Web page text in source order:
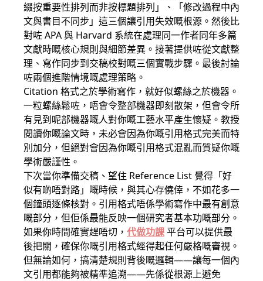
綴按重要性排列而非按標題排列」、「修改過程中內
文與書目不同步」這三個讓引用失效嘅根源。然後比
對咗 APA 與 Harvard 系統在處理同一作者同年多篇
文獻時嘅核心規則與細節差異。接著提供咗從文獻整
理、寫作同步到交稿校對嘅三個實戰步驟。最後討論
咗兩個進階情境嘅處理策略。
Citation 格式之於學術寫作，就好似螺絲之於機器。
一粒螺絲鬆咗，唔會令整部機器即刻散架，但會令所
有見到呢部機器嘅人對你嘅工藝水平產生懷疑。教授
閱讀你嘅論文時，未必會因為你嘅引用格式完美而特
別加分，但絕對會因為你嘅引用格式混亂而質疑你嘅
學術嚴謹性。
下次當你準備交稿、望住 Reference List 覺得「好
似有啲唔對路」嘅時候，與其心存僥倖，不如花多一
個鐘頭逐條核對。引用格式唔係學術寫作中最有創意
嘅部分，但佢係最能反映一個研究者基本功嘅部分。
如果你時間確實趕唔切， 代做功課平台可以提供最
後把關，確保你嘅引用格式經得起任何嚴格嘅審視。
但無論如何，搞清楚規則背後嘅邏輯——讓每一個內
文引用都能夠被精準追溯——先係從根源上避免